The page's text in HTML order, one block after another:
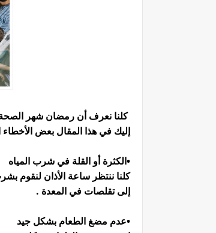
كلنا نعرف أن رمضان شهر الصحة
إليك في هذا المقال بعض
•الكثرة أو القلة في شرب المياه
كلنا ننتظر ساعة الأذان لنقوم
إلى تقلصات في المعدة .
•عدم مضغ الطعام بشكل جيد